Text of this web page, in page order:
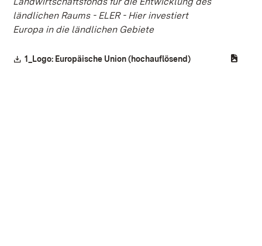
ländlichen Raums - ELER - Hier investiert
Europa in die ländlichen Gebiete
Download:
1_Logo: Europäische Union (hochauflösend)(Öffnet in neuem